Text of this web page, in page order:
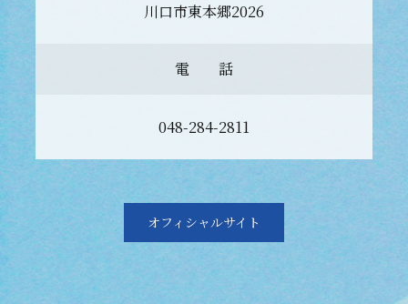
川口市東本郷2026
電 話
048-284-2811
オフィシャルサイト